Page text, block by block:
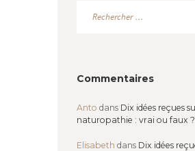
Commentaires
Anto dans Dix idées reçues
naturopathie : vrai ou faux ?
Elisabeth dans Dix idées